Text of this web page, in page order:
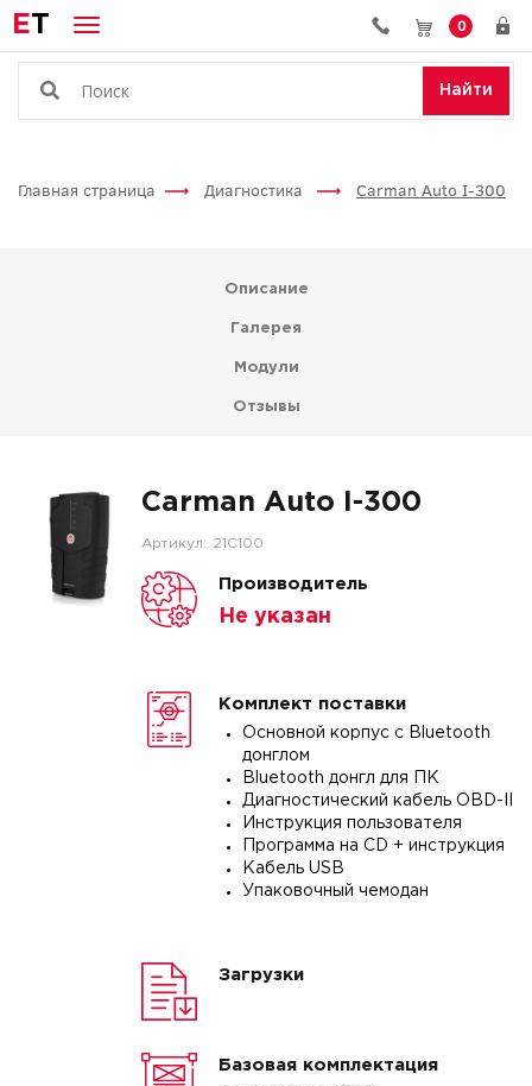
ET 0
Найти
Главная страница Диагностика Carman Auto I-300
Описание
Галерея
Модули
Отзывы
Carman Auto I-300
Артикул: 21C100
Производитель
Не указан
Комплект поставки
Основной корпус c Bluetooth
донглом
Bluetooth донгл для ПК
Диагностический кабель OBD-II
Инструкция пользователя
Программа на CD + инструкция
Кабель USB
Упаковочный чемодан
Загрузки
Базовая комплектация